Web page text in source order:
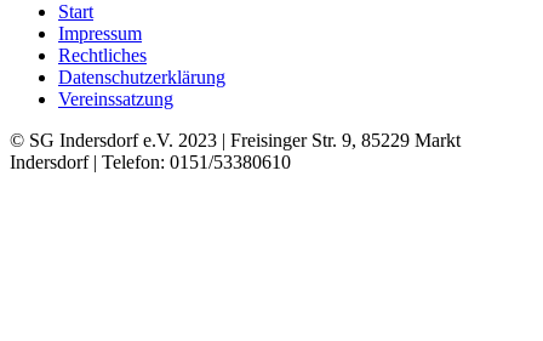
Start
Impressum
Rechtliches
Datenschutzerklärung
Vereinssatzung
© SG Indersdorf e.V. 2023 | Freisinger Str. 9, 85229 Markt
Indersdorf | Telefon: 0151/53380610